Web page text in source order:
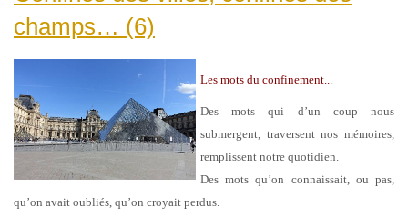
champs… (6)
Les mots du confinement...
Des mots qui d’un coup nous
submergent, traversent nos mémoires,
remplissent notre quotidien.
Des mots qu’on connaissait, ou pas,
qu’on avait oubliés, qu’on croyait perdus.